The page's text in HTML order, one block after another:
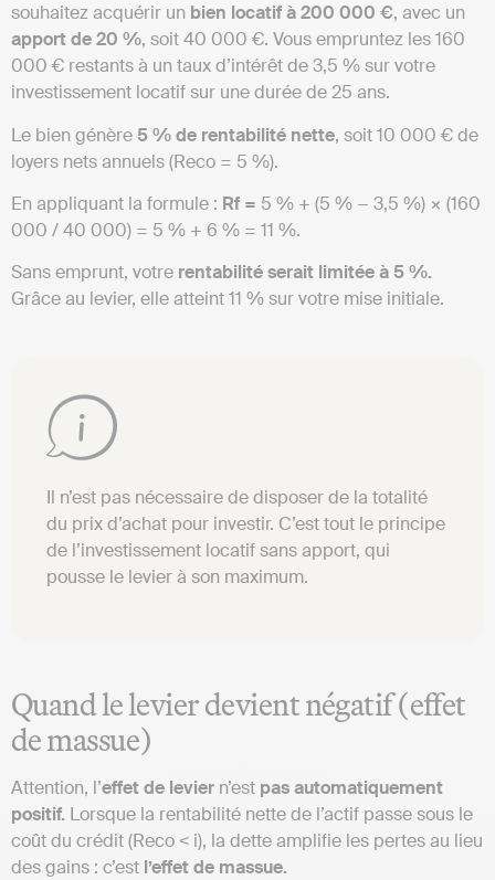
souhaitez acquérir un bien locatif à 200 000 €, avec un
apport de 20 %, soit 40 000 €. Vous empruntez les 160
000 € restants à un taux d’intérêt de 3,5 % sur votre
investissement locatif sur une durée de 25 ans.
Le bien génère 5 % de rentabilité nette, soit 10 000 € de
loyers nets annuels (Reco = 5 %).
En appliquant la formule : Rf = 5 % + (5 % − 3,5 %) × (160
000 / 40 000) = 5 % + 6 % = 11 %.
Sans emprunt, votre rentabilité serait limitée à 5 %.
Grâce au levier, elle atteint 11 % sur votre mise initiale.
Il n’est pas nécessaire de disposer de la totalité
du prix d’achat pour investir. C’est tout le principe
de l’investissement locatif sans apport, qui
pousse le levier à son maximum.
Quand le levier devient négatif (effet
de massue)
Attention, l’effet de levier n’est pas automatiquement
positif. Lorsque la rentabilité nette de l’actif passe sous le
coût du crédit (Reco < i), la dette amplifie les pertes au lieu
des gains : c’est l’effet de massue.